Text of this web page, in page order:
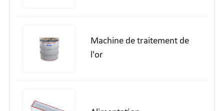
Machine de traitement de
l'or